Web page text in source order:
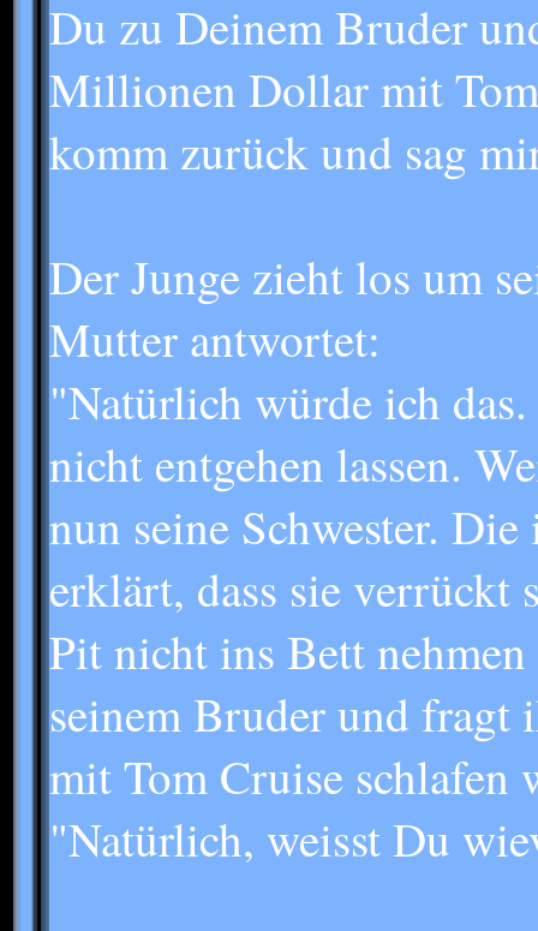
Du zu Deinem Bruder
Millionen Dollar mit
komm zurück und sag
Der Junge zieht los um
Mutter antwortet:
"Natürlich würde ich
nicht entgehen lassen.
nun seine Schwester.
erklärt, dass sie verrückt
Pit nicht ins Bett
seinem Bruder und
mit Tom Cruise schlafen
"Natürlich, weisst Du